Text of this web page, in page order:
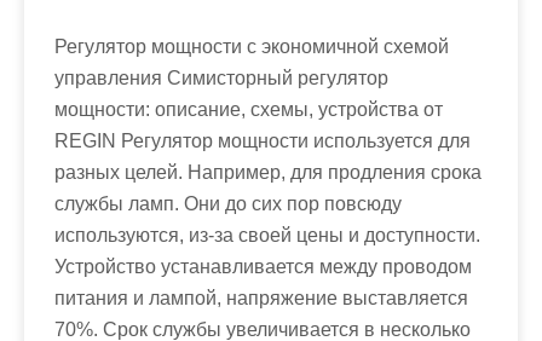
Регулятор мощности с экономичной схемой
управления Симисторный регулятор
мощности: описание, схемы, устройства от
REGIN Регулятор мощности используется для
разных целей. Например, для продления срока
службы ламп. Они до сих пор повсюду
используются, из-за своей цены и доступности.
Устройство устанавливается между проводом
питания и лампой, напряжение выставляется
70%. Срок службы увеличивается в несколько